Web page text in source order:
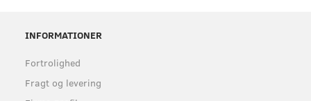
INFORMATIONER
Fortrolighed
Fragt og levering